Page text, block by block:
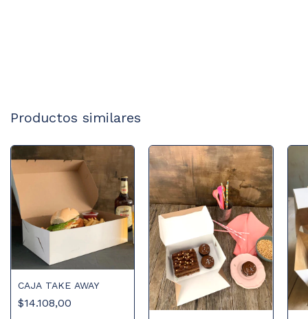
Productos similares
CAJA TAKE AWAY
$14.108,00